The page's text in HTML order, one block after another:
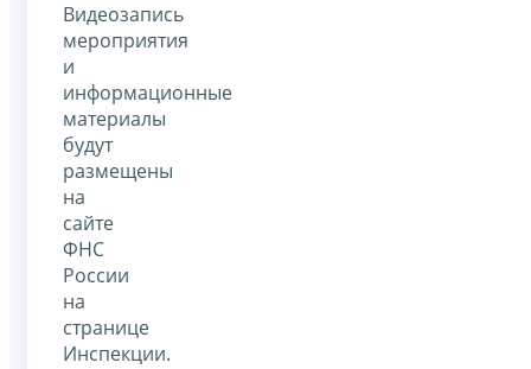
Видеозапись
мероприятия
и
информационные
материалы
будут
размещены
на
сайте
ФНС
России
на
странице
Инспекции.